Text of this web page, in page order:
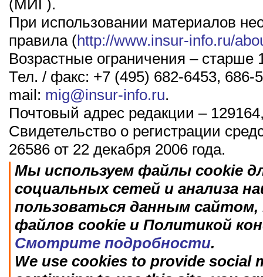
(МИГ).
При использовании материалов
правила (http://www.insur-info.ru/
Возрастные ограничения – старше
Тел. / факс: +7 (495) 682-6453, 686-
mail: mig@insur-info.ru.
Почтовый адрес редакции –
Свидетельство о регистрации
26586 от 22 декабря 2006 года.
Мы используем файлы cookie
социальных сетей и анализа
пользоваться данным
файлов cookie и Политикой
Смотрите подробности.
We use cookies to provide social